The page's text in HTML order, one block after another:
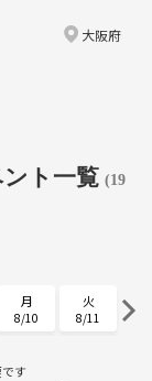
大阪府
ト一覧 (19
月
8/10
火
8/11
8/16
す